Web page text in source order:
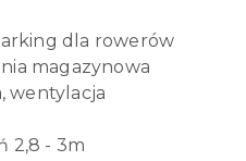
dla rowerów
magazynowa
wentylacja
2,8 - 3m